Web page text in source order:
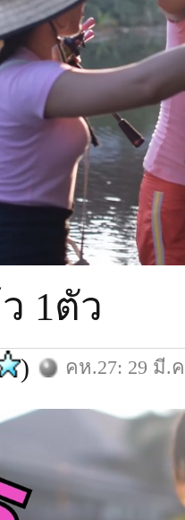
1ตัว
) คห.27: 29 มี.